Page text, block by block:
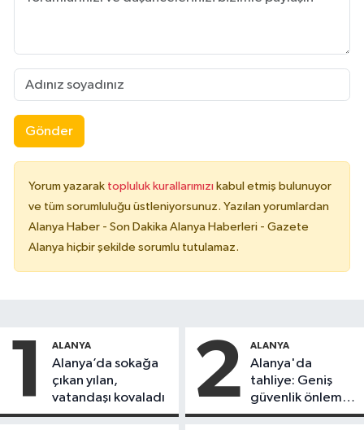
Gönder
Yorum yazarak topluluk kurallarımızı kabul etmiş bulunuyor
ve tüm sorumluluğu üstleniyorsunuz. Yazılan yorumlardan
Alanya Haber - Son Dakika Alanya Haberleri - Gazete
Alanya hiçbir şekilde sorumlu tutulamaz.
1 ALANYA
Alanya’da sokağa
çıkan yılan,
vatandaşı kovaladı
2 ALANYA
Alanya'da
tahliye: Geniş
güvenlik önlemi
alındı